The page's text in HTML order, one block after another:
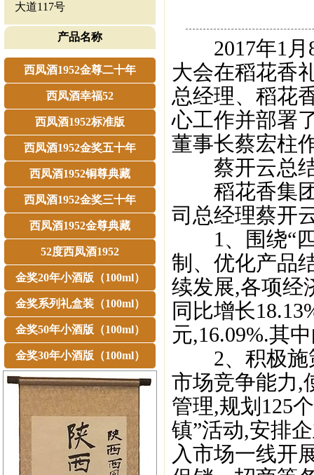
大道117号
产品名称
西凤酒1952金尊二十年
西凤酒幸福52
西凤酒1952标准版
西凤酒1952金奖五十年
西凤酒1952铜尊典藏
西凤酒1952金奖三十年
西凤酒1952金尊典藏
52度西凤酒1952
金奖20年小酒版（100ml）
金奖系列礼盒装（100ml）
金奖50年小酒版（100ml）
金奖30年小酒版（100ml）
2017年1月8
大会在稻花香
总经理、稻花
心工作并部署
董事长蔡宏柱
蔡开云总结
稻花香集团
司总经理蔡开
1、围绕“四
制、优化产品
续发展,各项经
同比增长
元,16.09%.其
2、积极施
市场竞争能力,
管理,规划125
镇”活动,安排
入市场一线开